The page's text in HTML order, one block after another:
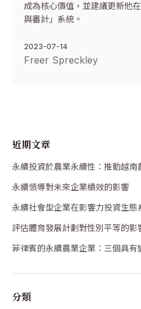
成為核心價值，並建議更新他
與審計」系統。
2023-07-14
Freer Spreckley
近期文章
永續投資於農業永續性：推動越
永續領導對未來企業績效的影響
永續社會型企業在影響力投資生態
評估體育發展計劃對性別平等的影
菲律賓的永續農業企業：三個具有
分類